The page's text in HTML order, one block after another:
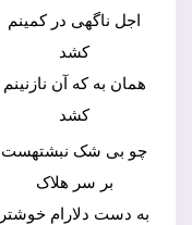
اجل ناگهی در کمینم
کشد
همان به که آن نازنینم
کشد
چو بی شک نبشتهست
بر سر هلاک
به دست دلارام خوشتر